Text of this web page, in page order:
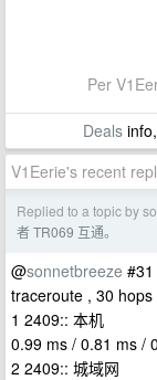
Per
Dealsinfo,
V1Eerie's recent
Replied to a topic by
者 TR069 互通。
@sonnetbreeze
traceroute , 30
1 2409:: 本机
0.99 ms / 0.81 ms /
2 2409:: 城域网